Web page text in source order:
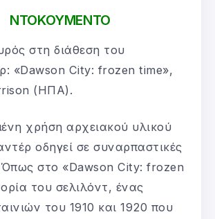
ΝΤΟΚΟΥΜΕΝΤΟ
στη διάθεση του
«Dawson City: frozen time»,
(ΗΠΑ).
χρήση αρχειακού υλικού
οδηγεί σε συναρπαστικές
Όπως στο «Dawson City: frozen
του σελιλόντ, ένας
του 1910 και 1920 που